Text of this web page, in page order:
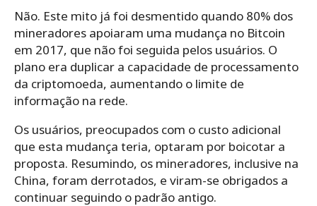
Não. Este mito já foi desmentido quando 80% dos
mineradores apoiaram uma mudança no Bitcoin
em 2017, que não foi seguida pelos usuários. O
plano era duplicar a capacidade de processamento
da criptomoeda, aumentando o limite de
informação na rede.
Os usuários, preocupados com o custo adicional
que esta mudança teria, optaram por boicotar a
proposta. Resumindo, os mineradores, inclusive na
China, foram derrotados, e viram-se obrigados a
continuar seguindo o padrão antigo.